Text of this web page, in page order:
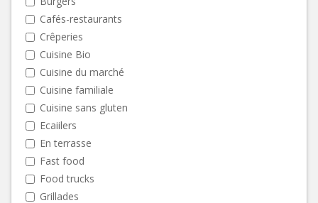
Cafés-restaurants
Crêperies
Cuisine Bio
Cuisine du marché
Cuisine familiale
Cuisine sans gluten
Ecaiilers
En terrasse
Fast food
Food trucks
Grillades